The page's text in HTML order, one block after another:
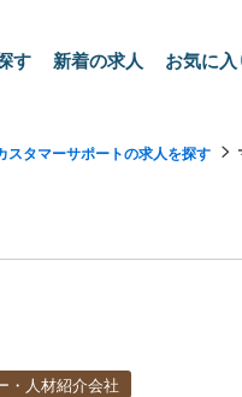
す 新着の求人 お気に
スタマーサポートの求人を探す
・人材紹介会社